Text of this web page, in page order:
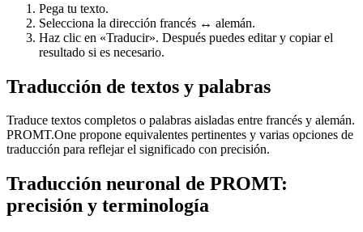
Pega tu texto.
Selecciona la dirección francés ↔ alemán.
Haz clic en «Traducir». Después puedes editar y copiar el
resultado si es necesario.
Traducción de textos y palabras
Traduce textos completos o palabras aisladas entre francés y alemán.
PROMT.One propone equivalentes pertinentes y varias opciones de
traducción para reflejar el significado con precisión.
Traducción neuronal de PROMT:
precisión y terminología